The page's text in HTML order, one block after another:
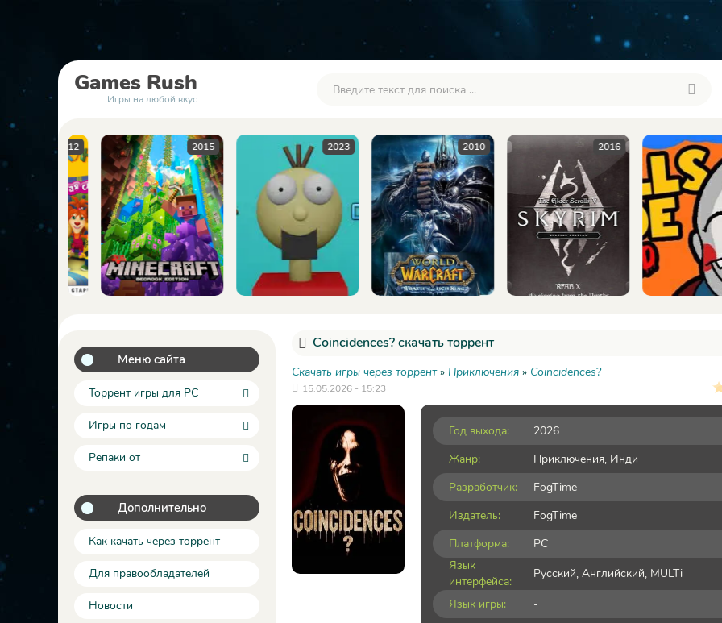
Games Rush
Игры на любой вкус
2015 2023 2010 2016
Меню сайта
Торрент игры для PC
Игры по годам
Репаки от
Дополнительно
Как качать через торрент
Для правообладателей
Новости
Coincidences? скачать торрент
Скачать игры через торрент» Приключения » Coincidences?
15.05.2026 - 15:23
Год выхода:
2026
Жанр:
Приключения, Инди
Разработчик:
FogTime
Издатель:
FogTime
Платформа:
PC
Язык
интерфейса:
Русский, Английский, MULTi
Язык игры:
-